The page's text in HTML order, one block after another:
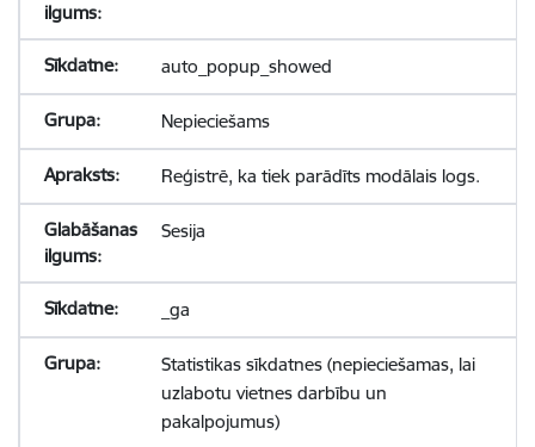
auto_popup_showed
Nepieciešams
Reģistrē, ka tiek parādīts modālais logs.
Sesija
_ga
Statistikas sīkdatnes (nepieciešamas, lai
uzlabotu vietnes darbību un
pakalpojumus)